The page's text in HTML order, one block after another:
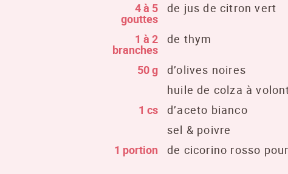
4 à 5
gouttes
de jus de citron vert
1 à 2
branches
de thym
50 g
d’olives noires
huile de colza à
1 cs
d’aceto bianco
sel & poivre
1 portion
de cicorino rosso